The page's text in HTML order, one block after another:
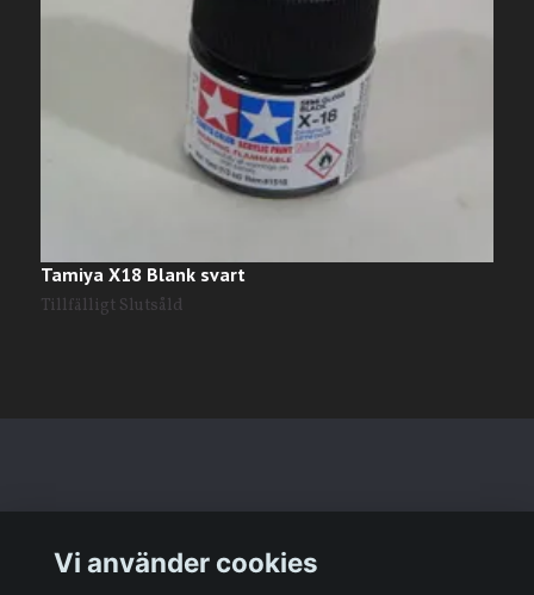
Tamiya X18 Blank svart
Tillfälligt Slutsåld
Vi använder cookies